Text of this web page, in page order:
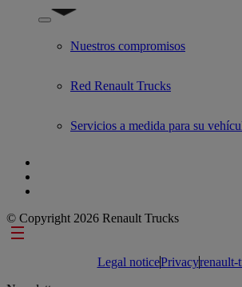
Show submenu for Used Trucks by
Nuestros compromisos
Red Renault Trucks
Servicios a medida para su
© Copyright 2026 Renault Trucks
Footer links
Legal noticePrivacyrenault-